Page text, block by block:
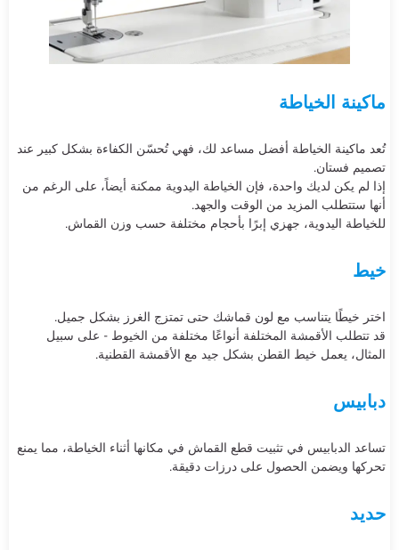
ماكينة الخياطة
تُعد ماكينة الخياطة أفضل مساعد لك، فهي تُحسّن الكفاءة بشكل كبير عند
تصميم فستان.
إذا لم يكن لديك واحدة، فإن الخياطة اليدوية ممكنة أيضاً، على الرغم من
أنها ستتطلب المزيد من الوقت والجهد.
للخياطة اليدوية، جهزي إبرًا بأحجام مختلفة حسب وزن القماش.
خيط
اختر خيطًا يتناسب مع لون قماشك حتى تمتزج الغرز بشكل جميل.
قد تتطلب الأقمشة المختلفة أنواعًا مختلفة من الخيوط - على سبيل
المثال، يعمل خيط القطن بشكل جيد مع الأقمشة القطنية.
دبابيس
تساعد الدبابيس في تثبيت قطع القماش في مكانها أثناء الخياطة، مما يمنع
تحركها ويضمن الحصول على درزات دقيقة.
حديد